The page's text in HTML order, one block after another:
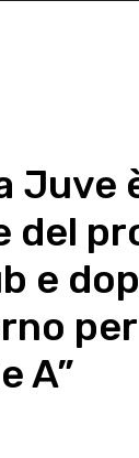
Juve
del
e
A”